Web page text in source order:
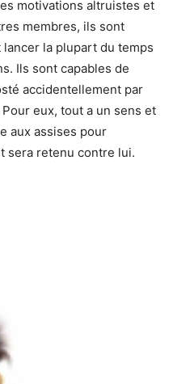
motivations altruistes et
membres, ils sont
la plupart du temps
Ils sont capables de
accidentellement par
eux, tout a un sens et
aux assises pour
sera retenu contre lui.